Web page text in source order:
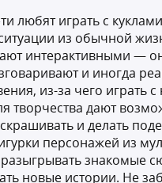
любят играть с
из обычной
интерактивными —
и иногда
из-за чего играть
творчества дают
и делать
персонажей из
знакомые
новые истории. Не